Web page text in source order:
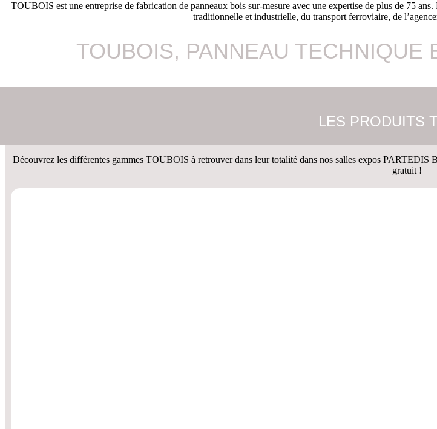
TOUBOIS est une entreprise de fabrication de panneaux bois sur-mesure avec une expertise de plus de 75
traditionnelle et industrielle, du transport ferroviaire, de
TOUBOIS, PANNEAU TECHNIQUE
LES PRODUITS
Découvrez les différentes gammes TOUBOIS à retrouver dans leur totalité dans nos salles expos
gratuit !